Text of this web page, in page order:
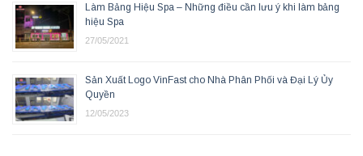
Làm Bảng Hiệu Spa – Những điều cần lưu ý khi làm bảng
hiệu Spa
27/05/2021
Sản Xuất Logo VinFast cho Nhà Phân Phối và Đại Lý Ủy
Quyền
12/05/2023